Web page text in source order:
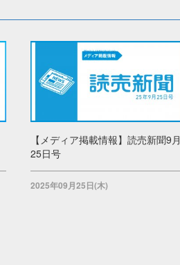
【メディア掲載情報】読売新聞9月
25日号
2025年09月25日(木)